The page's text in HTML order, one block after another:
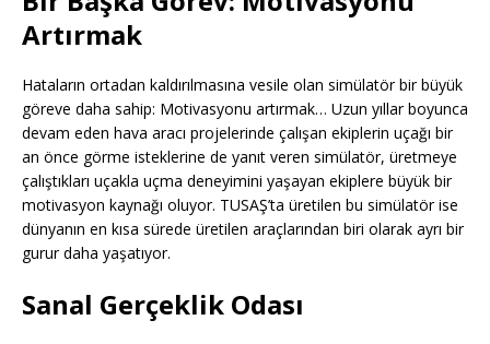
Artırmak
Hataların ortadan kaldırılmasına vesile olan simülatör bir büyük
göreve daha sahip: Motivasyonu artırmak… Uzun yıllar boyunca
devam eden hava aracı projelerinde çalışan ekiplerin uçağı bir
an önce görme isteklerine de yanıt veren simülatör, üretmeye
çalıştıkları uçakla uçma deneyimini yaşayan ekiplere büyük bir
motivasyon kaynağı oluyor. TUSAŞ’ta üretilen bu simülatör ise
dünyanın en kısa sürede üretilen araçlarından biri olarak ayrı bir
gurur daha yaşatıyor.
Sanal Gerçeklik Odası